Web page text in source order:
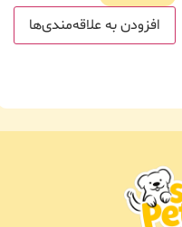
افزودن به علاقه‌مندی‌ها